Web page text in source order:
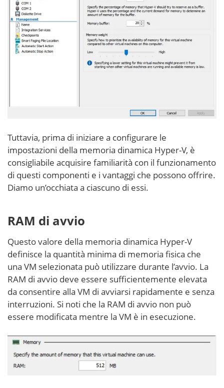
Tuttavia, prima di iniziare a configurare le
impostazioni della memoria dinamica Hyper-V, è
consigliabile acquisire familiarità con il funzionamento
di questi componenti e i vantaggi che possono offrire.
Diamo un’occhiata a ciascuno di essi.
RAM di avvio
Questo valore della memoria dinamica Hyper-V
definisce la quantità minima di memoria fisica che
una VM selezionata può utilizzare durante l’avvio. La
RAM di avvio deve essere sufficientemente elevata
da consentire alla VM di avviarsi rapidamente e senza
interruzioni. Si noti che la RAM di avvio non può
essere modificata mentre la VM è in esecuzione.